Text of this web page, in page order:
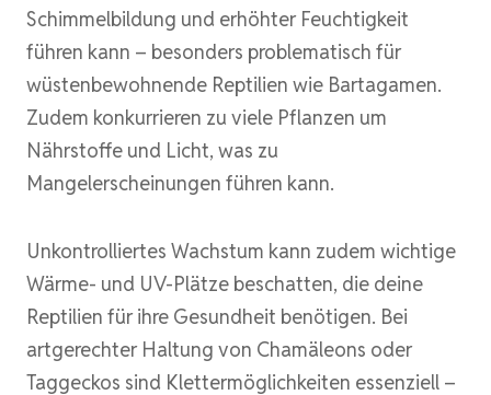
Schimmelbildung und erhöhter Feuchtigkeit
führen kann – besonders problematisch für
wüstenbewohnende Reptilien wie Bartagamen.
Zudem konkurrieren zu viele Pflanzen um
Nährstoffe und Licht, was zu
Mangelerscheinungen führen kann.
Unkontrolliertes Wachstum kann zudem wichtige
Wärme- und UV-Plätze beschatten, die deine
Reptilien für ihre Gesundheit benötigen. Bei
artgerechter Haltung von Chamäleons oder
Taggeckos sind Klettermöglichkeiten essenziell –